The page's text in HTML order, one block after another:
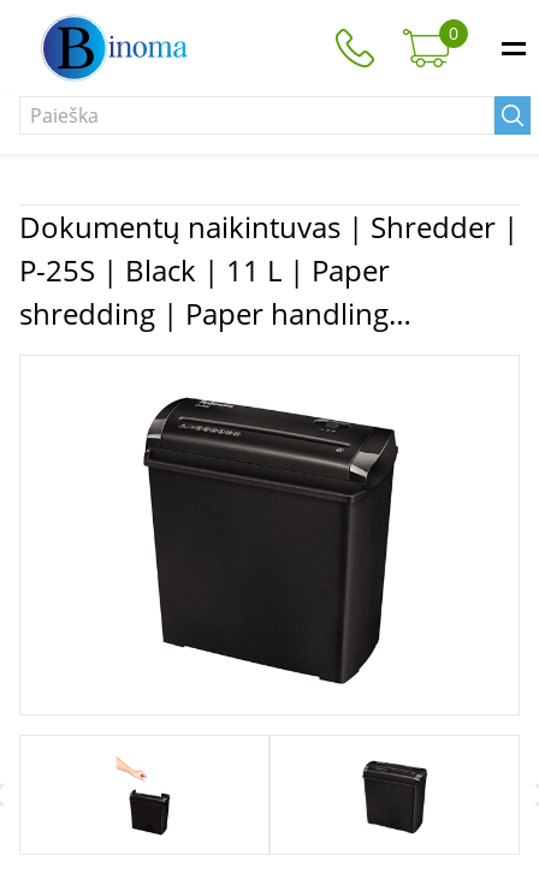
0
Dokumentų naikintuvas | Shredder |
P-25S | Black | 11 L | Paper
shredding | Paper handling
standard/output 7mm strips, security
level P-1 | Traditional | Warranty 24